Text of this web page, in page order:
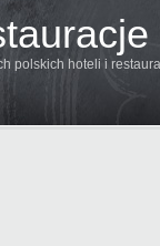
polskich hoteli i